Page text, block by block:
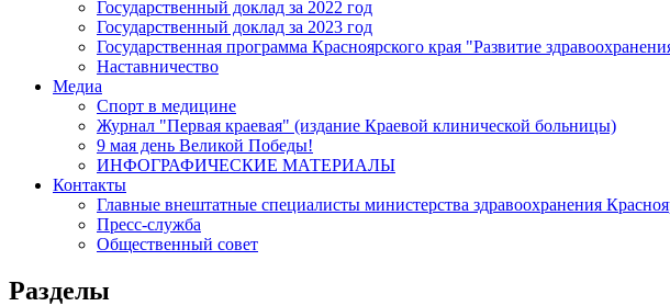
Государственный доклад за 2022 год
Государственный доклад за 2023 год
Государственная программа Красноярского края "Развитие
Наставничество
Медиа
Спорт в медицине
Журнал "Первая краевая" (издание Краевой клинической больницы)
9 мая день Великой Победы!
ИНФОГРАФИЧЕСКИЕ МАТЕРИАЛЫ
Контакты
Главные внештатные специалисты министерства здравоохранения
Пресс-служба
Общественный совет
Разделы